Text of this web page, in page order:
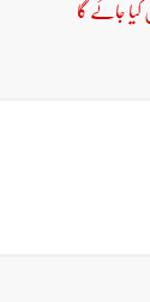
جائے گا